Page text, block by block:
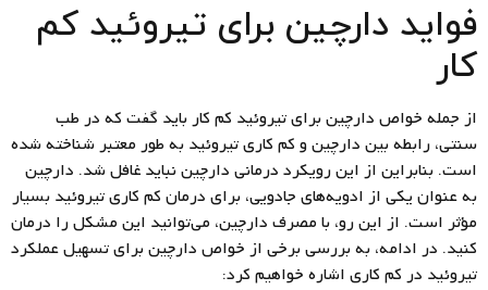
فواید دارچین برای تیروئید کم
کار
از جمله خواص دارچین برای تیروئید کم کار باید گفت که در طب
سنتی، رابطه بین دارچین و کم کاری تیروئید به طور معتبر شناخته شده
است. بنابراین از این رویکرد درمانی دارچین نباید غافل شد. دارچین
به عنوان یکی از ادویه‌های جادویی، برای درمان کم کاری تیروئید بسیار
مؤثر است. از این رو، با مصرف دارچین، می‌توانید این مشکل را درمان
کنید. در ادامه، به بررسی برخی از خواص دارچین برای تسهیل عملکرد
تیروئید در کم کاری اشاره خواهیم کرد: